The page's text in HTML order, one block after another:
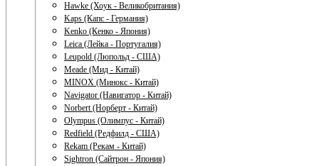
Hawke (Хоук - Великобритания)
Kaps (Капс - Германия)
Kenko (Кенко - Япония)
Leica (Лейка - Португалия)
Leupold (Люпольд - США)
Meade (Мид - Китай)
MINOX (Минокс - Китай)
Navigator (Навигатор - Китай)
Norbert (Норберт - Китай)
Olympus (Олимпус - Китай)
Redfield (Редфилд - США)
Rekam (Рекам - Китай)
Sightron (Сайтрон - Япония)